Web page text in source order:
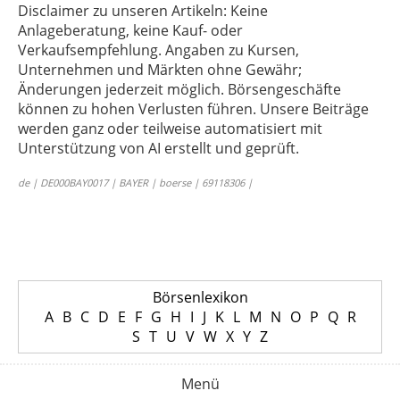
Disclaimer zu unseren Artikeln: Keine
Anlageberatung, keine Kauf- oder
Verkaufsempfehlung. Angaben zu Kursen,
Unternehmen und Märkten ohne Gewähr;
Änderungen jederzeit möglich. Börsengeschäfte
können zu hohen Verlusten führen. Unsere Beiträge
werden ganz oder teilweise automatisiert mit
Unterstützung von AI erstellt und geprüft.
de | DE000BAY0017 | BAYER | boerse | 69118306 |
Börsenlexikon
A B C D E F G H I J K L M N O P Q R
S T U V W X Y Z
Menü